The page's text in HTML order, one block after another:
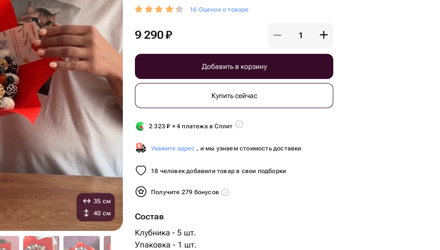
16 Оценок о товаре
9 290₽
Добавить в корзину
Купить сейчас
2 323₽ × 4 платежа в Сплит
Укажите адрес , и мы узнаем стоимость доставки
18 человек добавили товар в свои подборки
Получите 279 бонусов
Состав
Клубника - 5 шт.
Упаковка - 1 шт.
35 см
40 см